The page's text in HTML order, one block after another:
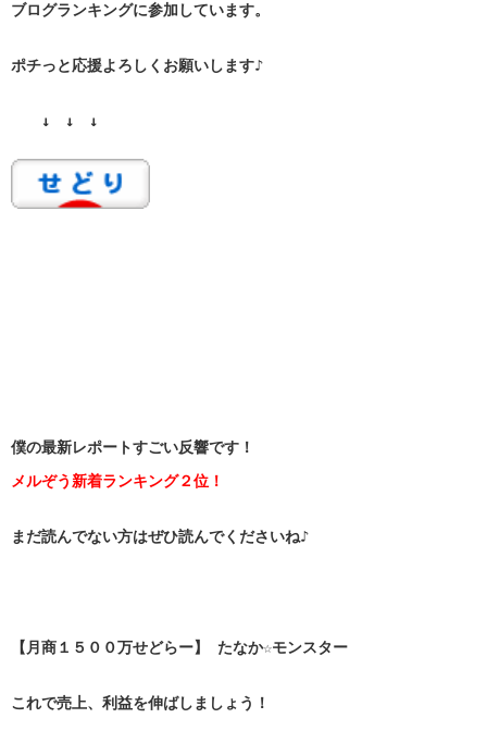
ブログランキングに参加しています。
ポチっと応援よろしくお願いします♪
↓ ↓ ↓
僕の最新レポートすごい反響です！
メルぞう新着ランキング２位！
まだ読んでない方はぜひ読んでくださいね♪
【月商１５００万せどらー】 たなか☆モンスター
これで売上、利益を伸ばしましょう！